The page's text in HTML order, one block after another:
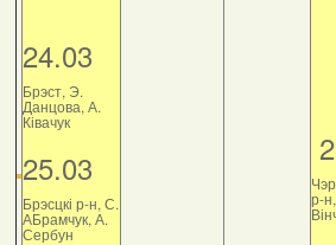
24.03
Брэст, Э.
Данцова, А.
Ківачук
25.03
Брэсцкі р-н, С.
АБрамчук, А.
Сербун
р-